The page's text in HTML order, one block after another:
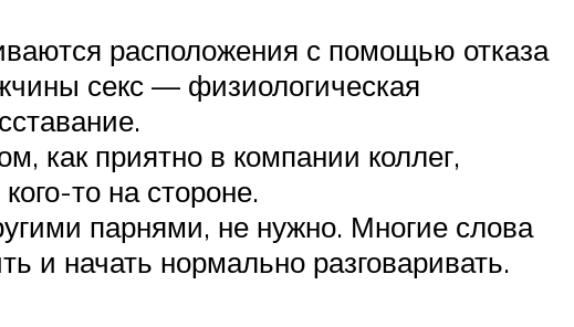
расположения с помощью отказа
секс — физиологическая
как приятно в компании коллег,
то на стороне.
парнями, не нужно. Многие слова
и начать нормально разговаривать.